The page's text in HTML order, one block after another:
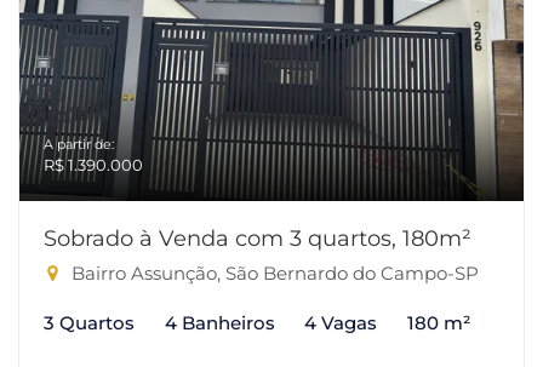
A partir de:
R$ 1.390.000
Sobrado à Venda com 3 quartos, 180m²
Bairro Assunção, São Bernardo do Campo-SP
3 Quartos 4 Banheiros 4 Vagas 180 m²